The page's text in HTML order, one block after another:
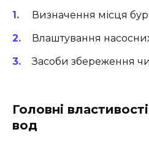
Визначення місця
Влаштування
Засоби збереження
Головні
вод